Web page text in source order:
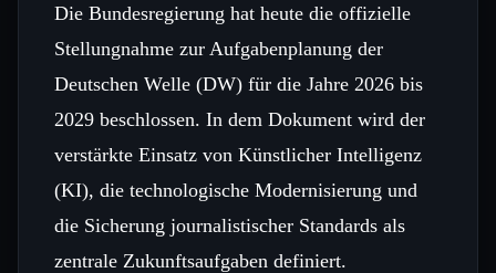
Die Bundesregierung hat heute die offizielle
Stellungnahme zur Aufgabenplanung der
Deutschen Welle (DW) für die Jahre 2026 bis
2029 beschlossen. In dem Dokument wird der
verstärkte Einsatz von Künstlicher Intelligenz
(KI), die technologische Modernisierung und
die Sicherung journalistischer Standards als
zentrale Zukunftsaufgaben definiert.